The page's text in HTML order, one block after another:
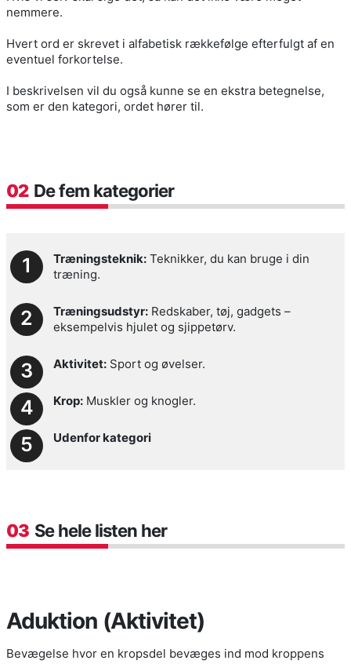
nemmere.
Hvert ord er skrevet i alfabetisk rækkefølge efterfulgt af en
eventuel forkortelse.
I beskrivelsen vil du også kunne se en ekstra betegnelse,
som er den kategori, ordet hører til.
02 De fem kategorier
Træningsteknik: Teknikker, du kan bruge i din
træning.
Træningsudstyr: Redskaber, tøj, gadgets –
eksempelvis hjulet og sjippetørv.
Aktivitet: Sport og øvelser.
Krop: Muskler og knogler.
Udenfor kategori
03 Se hele listen her
Aduktion (Aktivitet)
Bevægelse hvor en kropsdel bevæges ind mod kroppens